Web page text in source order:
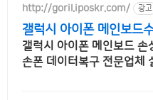
http://goril.iposkr.com/ 광고
갤럭시 아이폰 메인보드
갤럭시 아이폰 메인보드 손
손폰 데이터복구 전문업체